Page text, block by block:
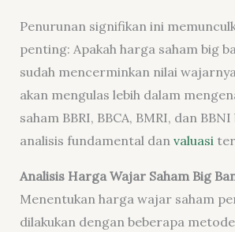
Penurunan signifikan ini
penting: Apakah harga saham big
sudah mencerminkan nilai
akan mengulas lebih dalam
saham BBRI, BBCA, BMRI, dan
analisis fundamental dan valuasi
Analisis Harga Wajar Saham Big
Menentukan harga wajar saham
dilakukan dengan beberapa